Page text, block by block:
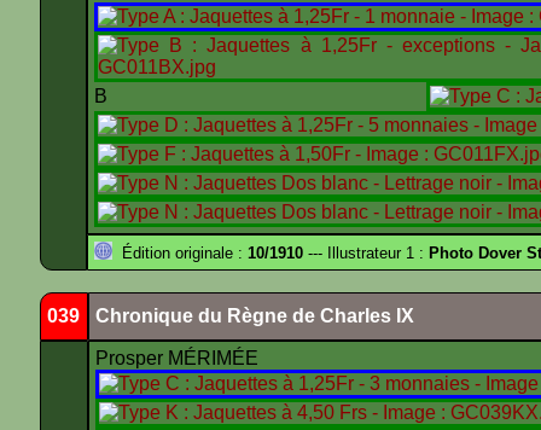
B
Édition originale : 10/1910 --- Illustrateur 1 : Photo Dover
039 Chronique du Règne de Charles IX
Prosper MÉRIMÉE